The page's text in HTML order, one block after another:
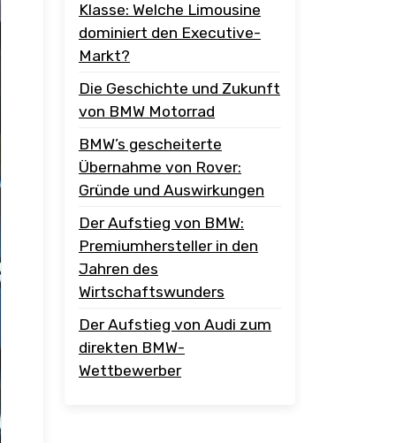
Klasse: Welche Limousine
dominiert den Executive-
Markt?
Die Geschichte und Zukunft
von BMW Motorrad
BMW’s gescheiterte
Übernahme von Rover:
Gründe und Auswirkungen
Der Aufstieg von BMW:
Premiumhersteller in den
Jahren des
Wirtschaftswunders
Der Aufstieg von Audi zum
direkten BMW-
Wettbewerber